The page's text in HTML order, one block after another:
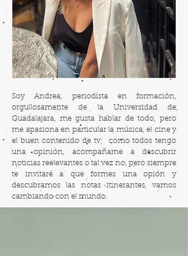
Soy Andrea, periodista en formación,
orgullosamente de la Universidad de
Guadalajara, me gusta hablar de todo, pero
me apasiona en particular la música, el cine y
el buen contenido de tv; como todos tengo
una opinión, acompañame a descubrir
noticias reelevantes o tal vez no, pero siempre
te invitaré a que formes una opión y
descubramos las notas itinerantes, vamos
cambiando con el mundo.